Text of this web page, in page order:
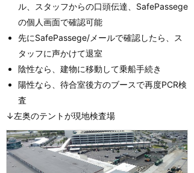
ル、スタッフからの口頭伝達、SafePassege
の個人画面で確認可能
先にSafePassege/メールで確認したら、ス
タッフに声かけて退室
陰性なら、建物に移動して乗船手続き
陽性なら、待合室後方のブースで再度PCR検
査
↓左奥のテントが現地検査場